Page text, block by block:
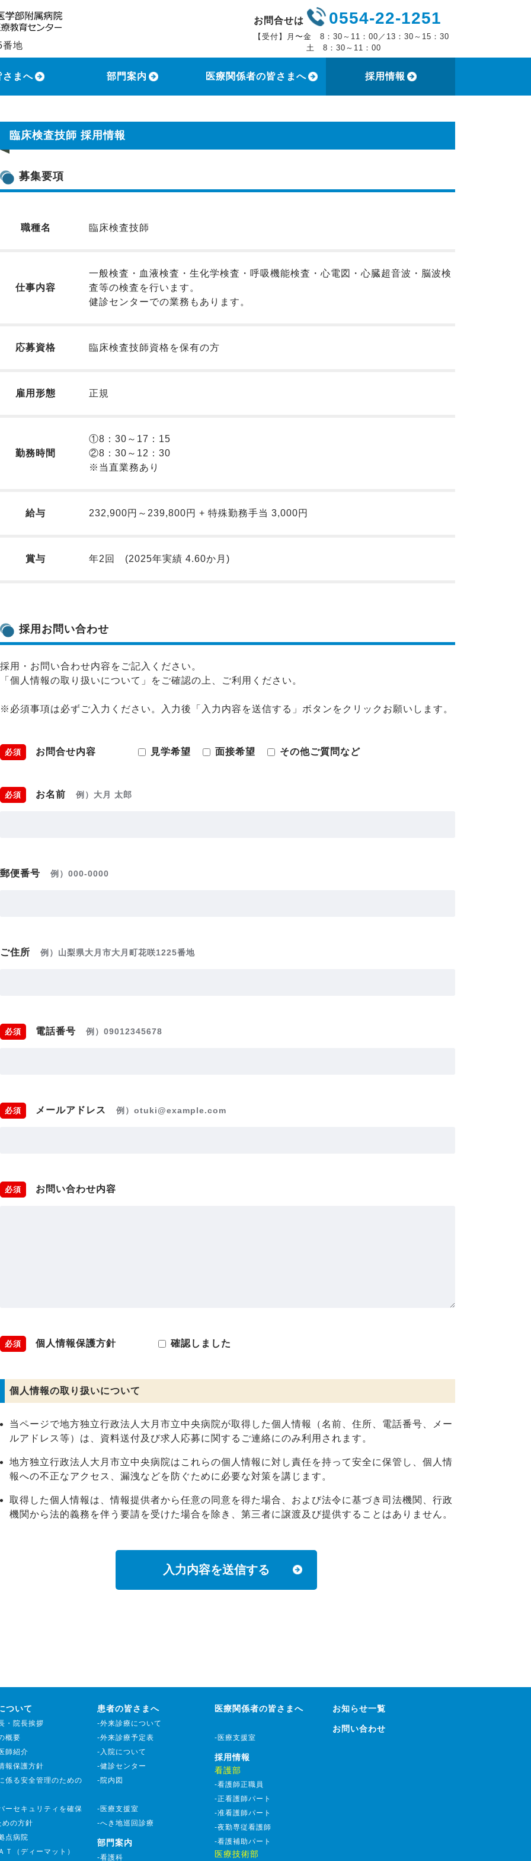
番地
お問合せは 0554-22-1251
【受付】月〜金 8：30～11：00／13：30～15：30
土 8：30～11：00
さまへ 部門案内 医療関係者の皆さまへ 採用情報
臨床検査技師 採用情報
募集要項
職種名 臨床検査技師
仕事内容
一般検査・血液検査・生化学検査・呼吸機能検査・心電図・心臓超音波・脳波検
査等の検査を行います。
健診センターでの業務もあります。
応募資格 臨床検査技師資格を保有の方
雇用形態 正規
勤務時間
①8：30～17：15
②8：30～12：30
※当直業務あり
給与 232,900円～239,800円 + 特殊勤務手当 3,000円
賞与 年2回 (2025年実績 4.60か月)
採用お問い合わせ
採用・お問い合わせ内容をご記入ください。
「個人情報の取り扱いについて」をご確認の上、ご利用ください。
※必須事項は必ずご入力ください。入力後「入力内容を送信する」ボタンをクリックお願いします。
必須 お問合せ内容 見学希望 面接希望 その他ご質問など
必須 お名前 例）大月 太郎
郵便番号 例）000-0000
ご住所 例）山梨県大月市大月町花咲1225番地
必須 電話番号 例）09012345678
必須 メールアドレス 例）otuki@example.com
必須 お問い合わせ内容
必須 個人情報保護方針 確認しました
個人情報の取り扱いについて
当ページで地方独立行政法人大月市立中央病院が取得した個人情報（名前、住所、電話番号、メー
ルアドレス等）は、資料送付及び求人応募に関するご連絡にのみ利用されます。
地方独立行政法人大月市立中央病院はこれらの個人情報に対し責任を持って安全に保管し、個人情
報への不正なアクセス、漏洩などを防ぐために必要な対策を講じます。
取得した個人情報は、情報提供者から任意の同意を得た場合、および法令に基づき司法機関、行政
機関から法的義務を伴う要請を受けた場合を除き、第三者に譲渡及び提供することはありません。
ついて
・院長挨拶
概要
師紹介
報保護方針
係る安全管理のための
ーセキュリティを確保
めの方針
点病院
Ｔ（ディーマット）
患者の皆さまへ
-外来診療について
-外来診療予定表
-入院について
-健診センター
-院内図
-医療支援室
-へき地巡回診療
部門案内
-看護科
医療関係者の皆さまへ
-医療支援室
採用情報
看護部
-看護師正職員
-正看護師パート
-准看護師パート
-夜勤専従看護師
-看護補助パート
医療技術部
お知らせ一覧
お問い合わせ